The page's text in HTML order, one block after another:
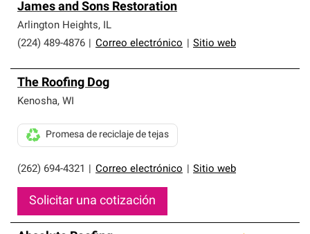
James and Sons Restoration
Arlington Heights, IL
(224) 489-4876
Correo electrónico Sitio web
The Roofing Dog
Kenosha, WI
(262) 694-4321 Correo electrónico Sitio web
Promesa de reciclaje de tejas
Solicitar una cotización